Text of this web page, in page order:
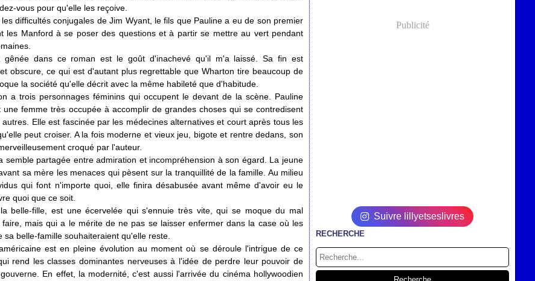
vous pour qu'elle les reçoive.
difficultés conjugales de Jim Wyant, le fils que Pauline a eu de son premier
les Manford à se poser des questions et à partir se mettre au vert pendant
gênée dans ce roman est le goût d'inachevé qu'il m'a laissé. Sa fin est
obscure, ce qui est d'autant plus regrettable que Wharton tire beaucoup de
la société qu'elle décrit avec la même habileté que d'habitude.
a trois personnages féminins qui occupent le devant de la scène. Pauline
une femme très occupée à accomplir de grandes choses qui se contredisent
autres. Elle est fascinée par les médecines alternatives et court après tous les
peut croiser. A la fois moderne et vieux jeu, bigote et rentre dedans, son
croqué par l'auteur.
semble partagée entre admiration et incompréhension à son égard. La jeune
sa mère les menaces qui pèsent sur la tranquillité de la famille. Au milieu
qui font n'importe quoi, elle finira désabusée avant même d'avoir eu le
quoi que ce soit.
belle-fille, est une écervelée qui s'ennuie très vite, qui se moque du mal
mais qui a le mérite de ne pas se laisser enfermer dans la case où les
sa belle-famille souhaiteraient qu'elle reste.
est en pleine évolution au moment où se déroule l'intrigue de ce
rend les classes dominantes nerveuses à l'idée de perdre leur pouvoir de
En effet, la modernité, c'est aussi l'arrivée du cinéma hollywoodien
Publicité
Suivre lillyetseslivres
RECHERCHE